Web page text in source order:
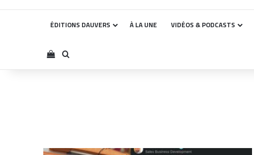
ÉDITIONS DAUVERS À LA UNE VIDÉOS & PODCASTS
Voir votre panier
Rechercher